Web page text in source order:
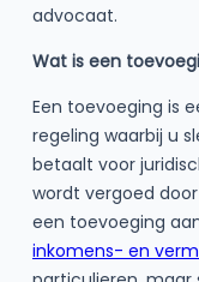
advocaat.
Wat is een
Een toevoeging is
regeling waarbij u
betaalt voor
wordt vergoed
een toevoeging
inkomens- en